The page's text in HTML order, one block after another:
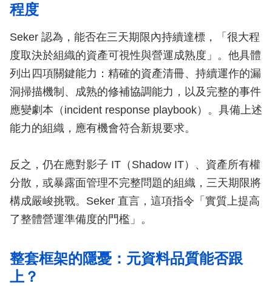
程度
Seker 認為，能否在三天期限內持續達標，「很大程
度取決於組織的資產可視性與營運成熟度」。他具體
列出四項關鍵能力：精確的資產清冊、持續運作的漏
洞掃描機制、成熟的修補協調能力，以及完整的事件
應變劇本（incident response playbook）。具備上述
能力的組織，應有機會符合新規要求。
反之，仍在應對影子 IT（Shadow IT）、資產所有權
分散，或暴露面管理不完整問題的組織，三天期限將
構成嚴峻挑戰。Seker 直言，這項指令「實質上提高
了整體營運準備度的門檻」。
整套框架的隱憂：元資料品質能否跟
上？